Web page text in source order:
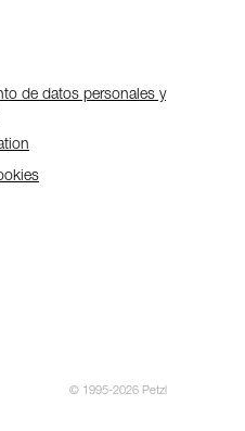
de datos personales y
© 1995-2026 Petzl